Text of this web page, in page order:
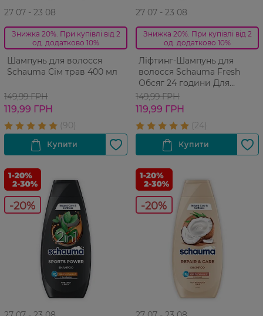
27 07 - 23 08
Знижка 20%. При купівлі від 2
од. додатково 10%
Шампунь для волосся
Schauma Сім трав 400 мл
149,99 ГРН
119,99 ГРН
27 07 - 23 08
Знижка 20%. При купівлі від 2
од. додатково 10%
Ліфтинг-Шампунь для
волосся Schauma Fresh
Обсяг 24 години Для
жирного волосся 400 мл
149,99 ГРН
119,99 ГРН
-20% -20%